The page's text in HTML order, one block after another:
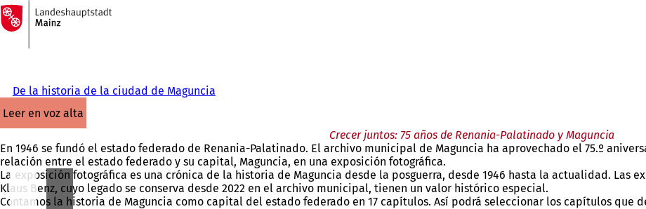
Saltar al contenido
A
la
página
De la historia de la ciudad de Maguncia
leer en voz alta
Crecer juntos: 75 años de Renania-Palatinado y Maguncia
En 1946 se fundó el estado federado de Renania-Palatinado. El archivo municipal de Maguncia ha aprovechado el 75.º
relación entre el estado federado y su capital, Maguncia, en una exposición fotográfica.
La exposición fotográfica es una crónica de la historia de Maguncia desde la posguerra, desde 1946 hasta la actualidad. Las
Klaus Benz, cuyo legado se conserva desde 2022 en el archivo municipal, tienen un valor histórico especial.
Contamos la historia de Maguncia como capital del estado federado en 17 capítulos. Así podrá seleccionar los capítulos que